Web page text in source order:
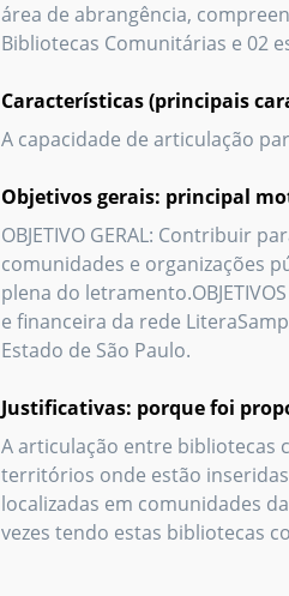
área de abrangência,
Bibliotecas Comunitárias e 02
Características (principais
A capacidade de articulação
Objetivos gerais: principal
OBJETIVO GERAL: Contribuir
comunidades e organizações
plena do
e financeira da rede
Estado de São Paulo.
Justificativas: porque foi
A articulação entre bibliotecas
territórios onde estão
localizadas em comunidades
vezes tendo estas bibliotecas